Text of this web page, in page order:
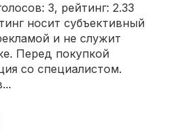
3, рейтинг: 2.33
носит субъективный
и не служит
Перед покупкой
со специалистом.